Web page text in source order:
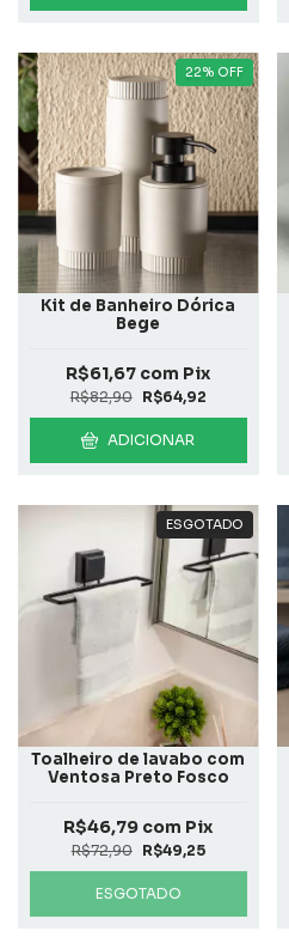
22% OFF
Kit de Banheiro Dórica
Bege
R$82,90 R$64,92
R$61,67 com Pix
ADICIONAR
ESGOTADO
Toalheiro de lavabo com
Ventosa Preto Fosco
R$72,90 R$49,25
R$46,79 com Pix
ESGOTADO